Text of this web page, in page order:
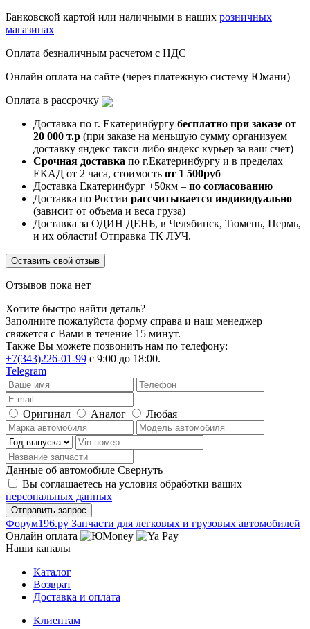
Банковской картой или наличными в наших розничных
магазинах
Оплата безналичным расчетом с НДС
Онлайн оплата на сайте (через платежную систему Юмани)
Оплата в рассрочку
Доставка по г. Екатеринбургу бесплатно при заказе от
20 000 т.р (при заказе на меньшую сумму организуем
доставку яндекс такси либо яндекс курьер за ваш счет)
Срочная доставка по г.Екатеринбургу и в пределах
ЕКАД от 2 часа, стоимость от 1 500руб
Доставка Екатеринбург +50км – по согласованию
Доставка по России рассчитывается индивидуально
(зависит от объема и веса груза)
Доставка за ОДИН ДЕНЬ, в Челябинск, Тюмень, Пермь,
и их области! Отправка ТК ЛУЧ.
Оставить свой отзыв
Отзывов пока нет
Хотите быстро найти деталь?
Заполните пожалуйста форму справа и наш менеджер
свяжется с Вами в течение 15 минут.
Также Вы можете позвонить нам по телефону:
+7(343)226-01-99 с 9:00 до 18:00.
Telegram
Оригинал Аналог Любая
Данные об автомобиле Свернуть
Вы соглашаетесь на условия обработки ваших
персональных данных
Фoрум196.ру Запчасти для легковых и грузовых автомобилей
Онлайн оплата
Наши каналы
Каталог
Возврат
Доставка и оплата
Клиентам